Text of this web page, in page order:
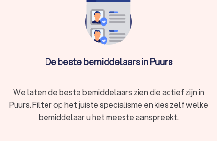
mediators of bemiddelaars in Puurs hebben een gemiddelde
Trustlocal-score van een 8.5. Welke mediator u ook kiest, via
Trustlocal maakt u een goede keuze voor de mediation. We
kunnen u ook helpen door direct prijsopgaven aan te vragen
bij verschillende mediators. Zo kunt u eenvoudig de
De beste bemiddelaars in Puurs
We laten de beste bemiddelaars zien die actief zijn in
Puurs. Filter op het juiste specialisme en kies zelf welke
bemiddelaar u het meeste aanspreekt.